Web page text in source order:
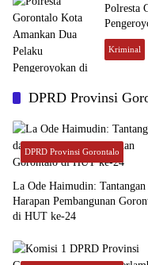
Polresta
Kriminal
DPRD Provinsi
DPRD Provinsi Gorontalo
La Ode Haimudin: Tantangan
Harapan Pembangunan
di HUT ke-24